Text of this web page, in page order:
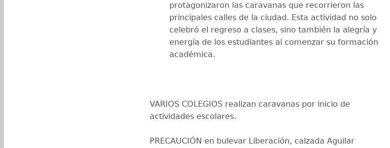
protagonizaron las caravanas que recorrieron las
principales calles de la ciudad. Esta actividad no solo
celebró el regreso a clases, sino también la alegría y
energía de los estudiantes al comenzar su formación
académica.
VARIOS COLEGIOS realizan caravanas por inicio de
actividades escolares.
PRECAUCIÓN en bulevar Liberación, calzada Aguilar